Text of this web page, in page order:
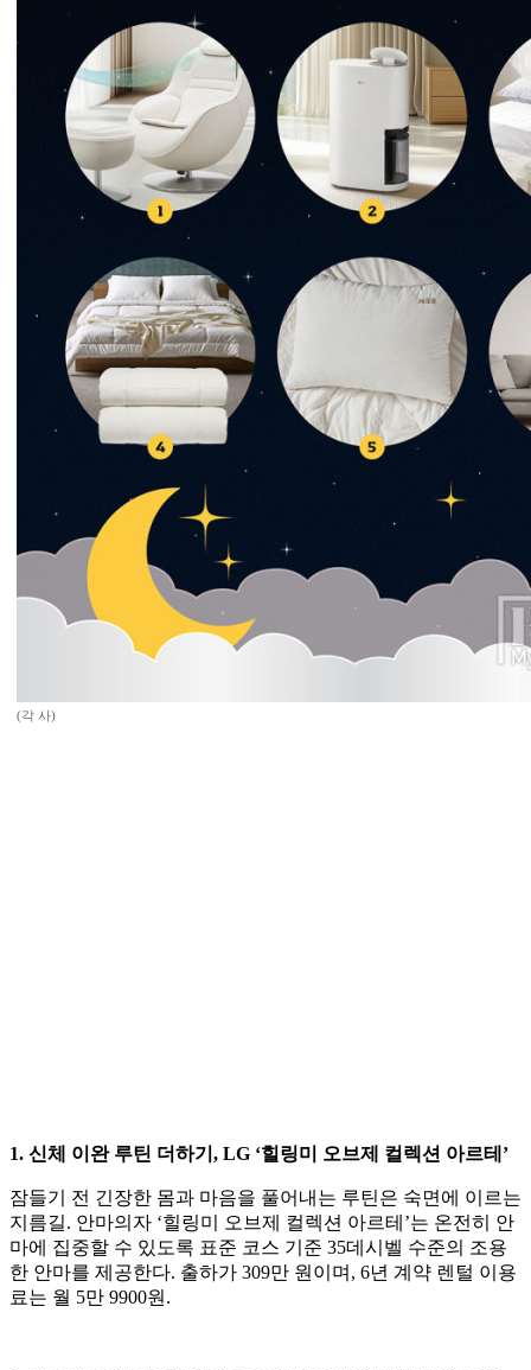
(각 사)
1. 신체 이완 루틴 더하기, LG ‘힐링미 오브제 컬렉션 아르테’
잠들기 전 긴장한 몸과 마음을 풀어내는 루틴은 숙면에 이르는
지름길. 안마의자 ‘힐링미 오브제 컬렉션 아르테’는 온전히 안
마에 집중할 수 있도록 표준 코스 기준 35데시벨 수준의 조용
한 안마를 제공한다. 출하가 309만 원이며, 6년 계약 렌털 이용
료는 월 5만 9900원.